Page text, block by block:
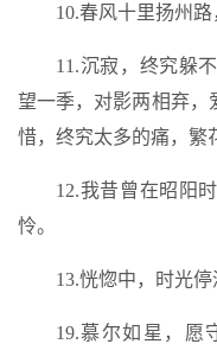
10.春风十里扬州
11.沉寂，终究躲
望一季，对影两相弃，
惜，终究太多的痛，繁
12.我昔曾在昭阳
怜。
13.恍惚中，时光
19.慕尔如星，愿